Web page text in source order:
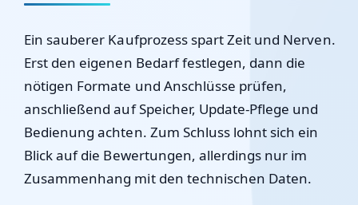
Ein sauberer Kaufprozess spart Zeit und Nerven.
Erst den eigenen Bedarf festlegen, dann die
nötigen Formate und Anschlüsse prüfen,
anschließend auf Speicher, Update-Pflege und
Bedienung achten. Zum Schluss lohnt sich ein
Blick auf die Bewertungen, allerdings nur im
Zusammenhang mit den technischen Daten.